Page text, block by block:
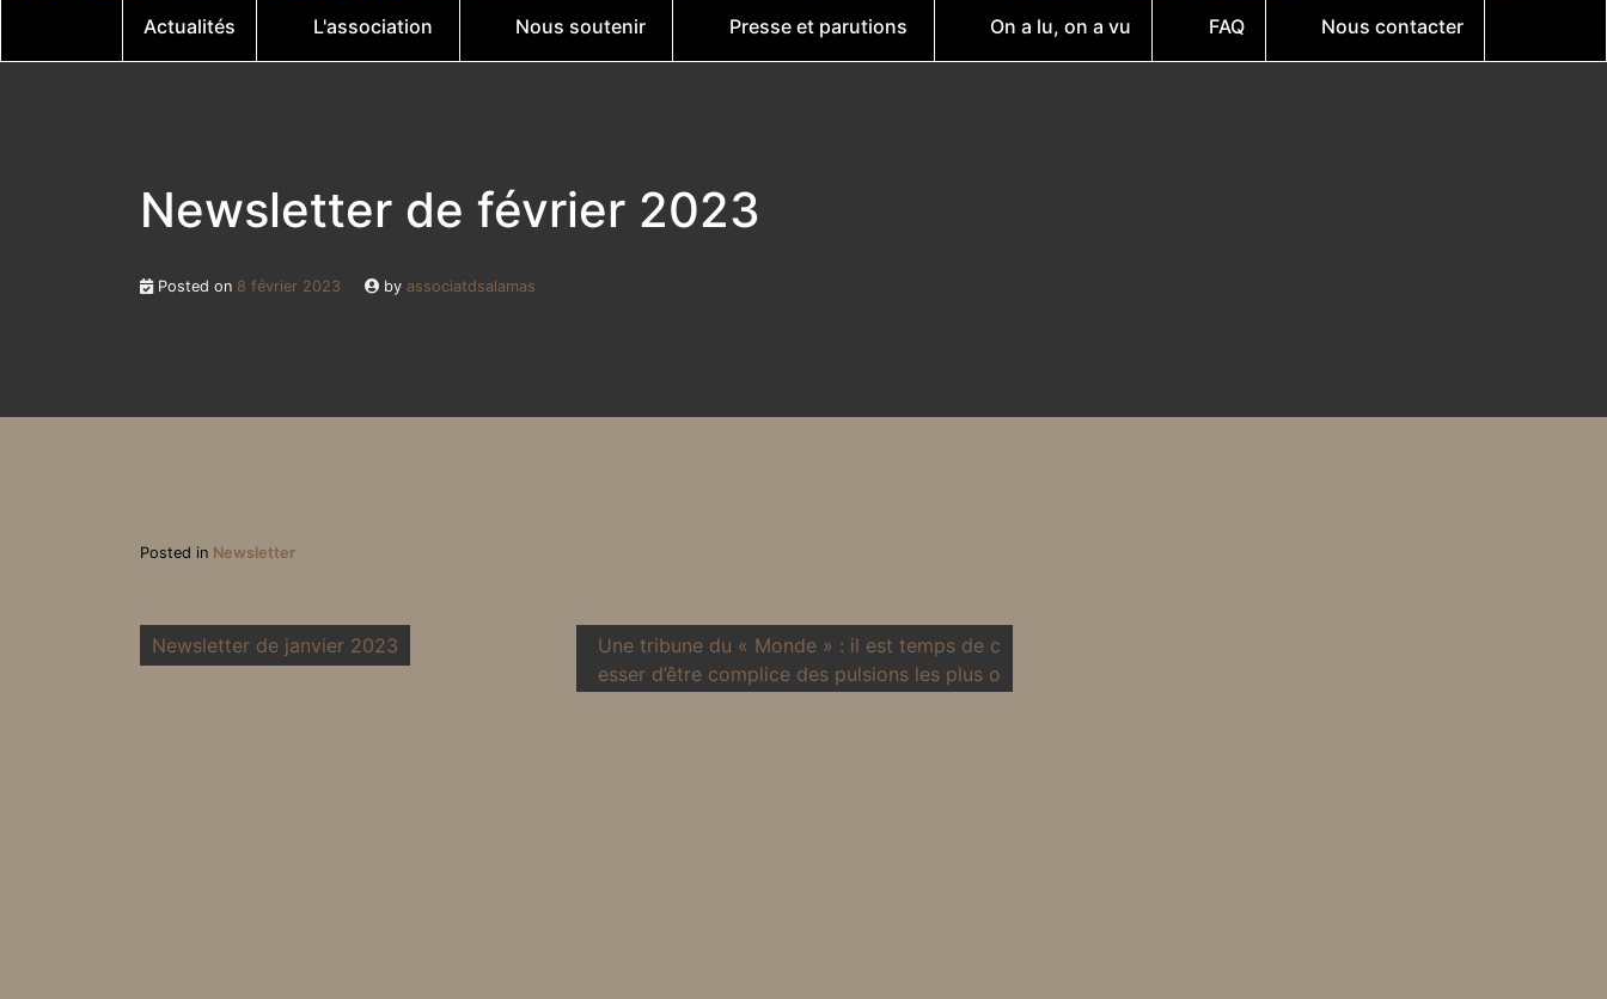
Actualités L'association Nous soutenir Presse et parutions On a lu, on a vu FAQ Nous contacter
Newsletter de février 2023
Posted on 8 février 2023 by associatdsalamas
Posted in Newsletter
Newsletter de janvier 2023
Une tribune du « Monde » : il est temps de c
esser d’être complice des pulsions les plus o